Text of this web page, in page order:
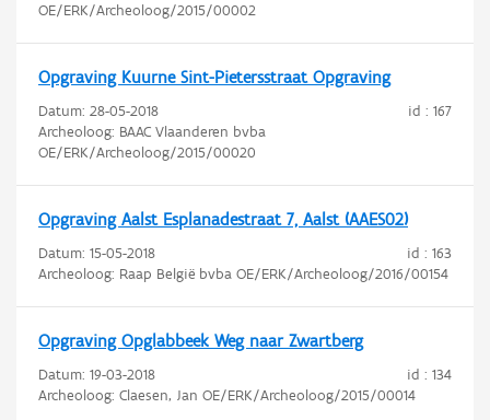
OE/ERK/Archeoloog/2015/00002
Opgraving Kuurne Sint-Pietersstraat Opgraving
id : 167
Datum: 28-05-2018
Archeoloog: BAAC Vlaanderen bvba
OE/ERK/Archeoloog/2015/00020
Opgraving Aalst Esplanadestraat 7, Aalst (AAES02)
id : 163
Datum: 15-05-2018
Archeoloog: Raap België bvba OE/ERK/Archeoloog/2016/00154
Opgraving Opglabbeek Weg naar Zwartberg
id : 134
Datum: 19-03-2018
Archeoloog: Claesen, Jan OE/ERK/Archeoloog/2015/00014